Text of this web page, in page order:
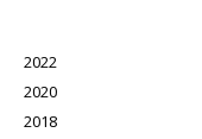
2022
2020
2018